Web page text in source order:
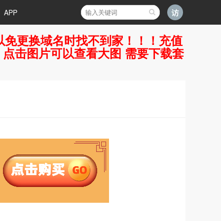
APP
更换域名时找不到家！！！充值
击图片可以查看大图 需要下载套